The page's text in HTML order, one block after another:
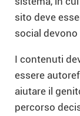
sito deve
social
I contenuti
essere
aiutare il
percorso